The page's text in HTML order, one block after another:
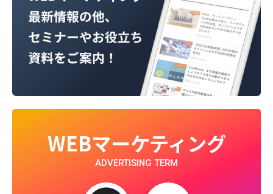
WEBマーケティング
ADVERTISING TERM